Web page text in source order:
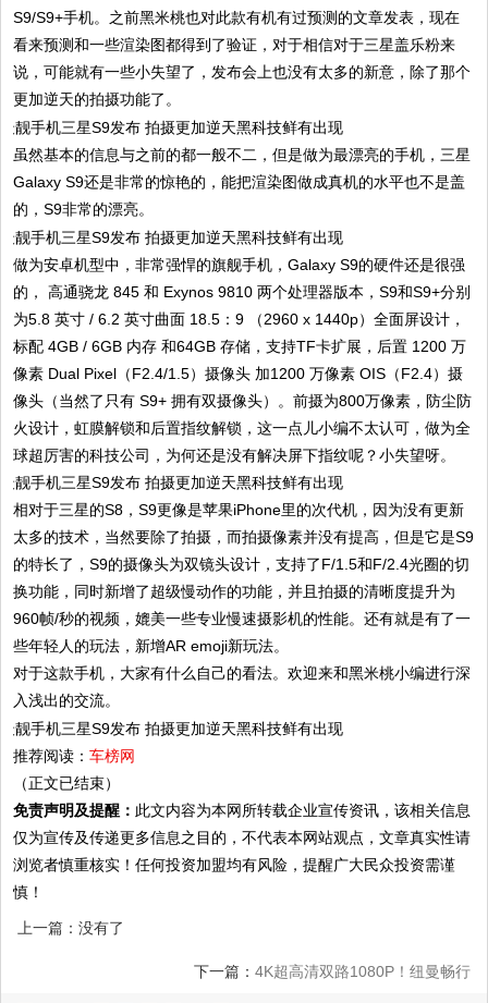
S9/S9+手机。之前黑米桃也对此款有机有过预测的文章发表，现在
看来预测和一些渲染图都得到了验证，对于相信对于三星盖乐粉来
说，可能就有一些小失望了，发布会上也没有太多的新意，除了那个
更加逆天的拍摄功能了。
虽然基本的信息与之前的都一般不二，但是做为最漂亮的手机，三星
Galaxy S9还是非常的惊艳的，能把渲染图做成真机的水平也不是盖
的，S9非常的漂亮。
做为安卓机型中，非常强悍的旗舰手机，Galaxy S9的硬件还是很强
的， 高通骁龙 845 和 Exynos 9810 两个处理器版本，S9和S9+分别
为5.8 英寸 / 6.2 英寸曲面 18.5：9 （2960 x 1440p）全面屏设计，
标配 4GB / 6GB 内存 和64GB 存储，支持TF卡扩展，后置 1200 万
像素 Dual Pixel（F2.4/1.5）摄像头 加1200 万像素 OIS（F2.4）摄
像头（当然了只有 S9+ 拥有双摄像头）。前摄为800万像素，防尘防
火设计，虹膜解锁和后置指纹解锁，这一点儿小编不太认可，做为全
球超厉害的科技公司，为何还是没有解决屏下指纹呢？小失望呀。
相对于三星的S8，S9更像是苹果iPhone里的次代机，因为没有更新
太多的技术，当然要除了拍摄，而拍摄像素并没有提高，但是它是S9
的特长了，S9的摄像头为双镜头设计，支持了F/1.5和F/2.4光圈的切
换功能，同时新增了超级慢动作的功能，并且拍摄的清晰度提升为
960帧/秒的视频，媲美一些专业慢速摄影机的性能。还有就是有了一
些年轻人的玩法，新增AR emoji新玩法。
对于这款手机，大家有什么自己的看法。欢迎来和黑米桃小编进行深
入浅出的交流。
推荐阅读：车榜网
（正文已结束）
免责声明及提醒： 此文内容为本网所转载企业宣传资讯，该相关信息
仅为宣传及传递更多信息之目的，不代表本网站观点，文章真实性请
浏览者慎重核实！任何投资加盟均有风险，提醒广大民众投资需谨
慎！
上一篇：没有了
下一篇： 4K超高清双路1080P！纽曼畅行